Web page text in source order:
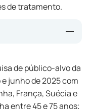
de tratamento.
Resultados
Motivação,
junho de 2025.
de público-alvo da
junho de 2025 com
França, Suécia e
entre 45 e 75 anos;